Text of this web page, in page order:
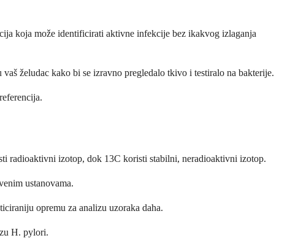
koja može identificirati aktivne infekcije bez ikakvog izlaganja
želudac kako bi se izravno pregledalo tkivo i testiralo na bakterije.
radioaktivni izotop, dok 13C koristi stabilni, neradioaktivni izotop.
ustanovama.
opremu za analizu uzoraka daha.
H. pylori.